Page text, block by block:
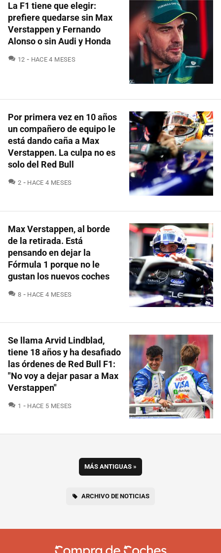
La F1 tiene que elegir:
prefiere quedarse sin Max
Verstappen y Fernando
Alonso o sin Audi y Honda
12 COMENTARIOS
HACE 4 MESES
Por primera vez en 10 años
un compañero de equipo le
está dando caña a Max
Verstappen. La culpa no es
solo del Red Bull
2 COMENTARIOS
HACE 4 MESES
Max Verstappen, al borde
de la retirada. Está
pensando en dejar la
Fórmula 1 porque no le
gustan los nuevos coches
8 COMENTARIOS
HACE 4 MESES
Se llama Arvid Lindblad,
tiene 18 años y ha desafiado
las órdenes de Red Bull F1:
"No voy a dejar pasar a Max
Verstappen"
1 COMENTARIOS
HACE 5 MESES
MÁS ANTIGUAS »
ARCHIVO DE NOTICIAS